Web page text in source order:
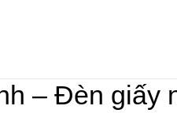
– Đèn giấy